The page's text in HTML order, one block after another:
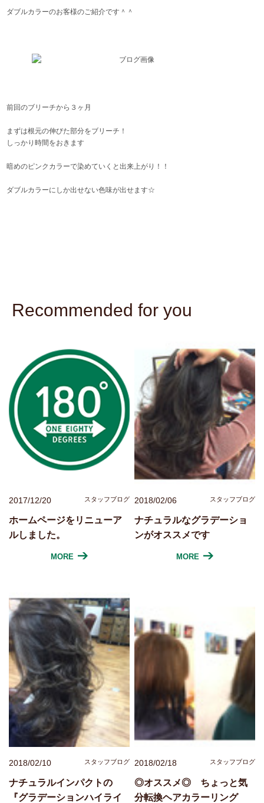
ダブルカラーのお客様のご紹介です＾＾
前回のブリーチから３ヶ月
まずは根元の伸びた部分をブリーチ！
しっかり時間をおきます
暗めのピンクカラーで染めていくと出来上がり！！
ダブルカラーにしか出せない色味が出せます☆
Recommended for you
2017/12/20 スタッフブログ
ホームページをリニューア
ルしました。
MORE
2018/02/06 スタッフブログ
ナチュラルなグラデーショ
ンがオススメです
MORE
2018/02/10 スタッフブログ
ナチュラルインパクトの
『グラデーションハイライ
2018/02/18 スタッフブログ
◎オススメ◎ ちょっと気
分転換ヘアカラーリング